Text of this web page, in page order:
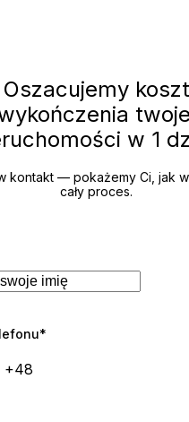
Oszacujemy koszt
w 1
kontakt — pokażemy Ci, jak
cały proces.